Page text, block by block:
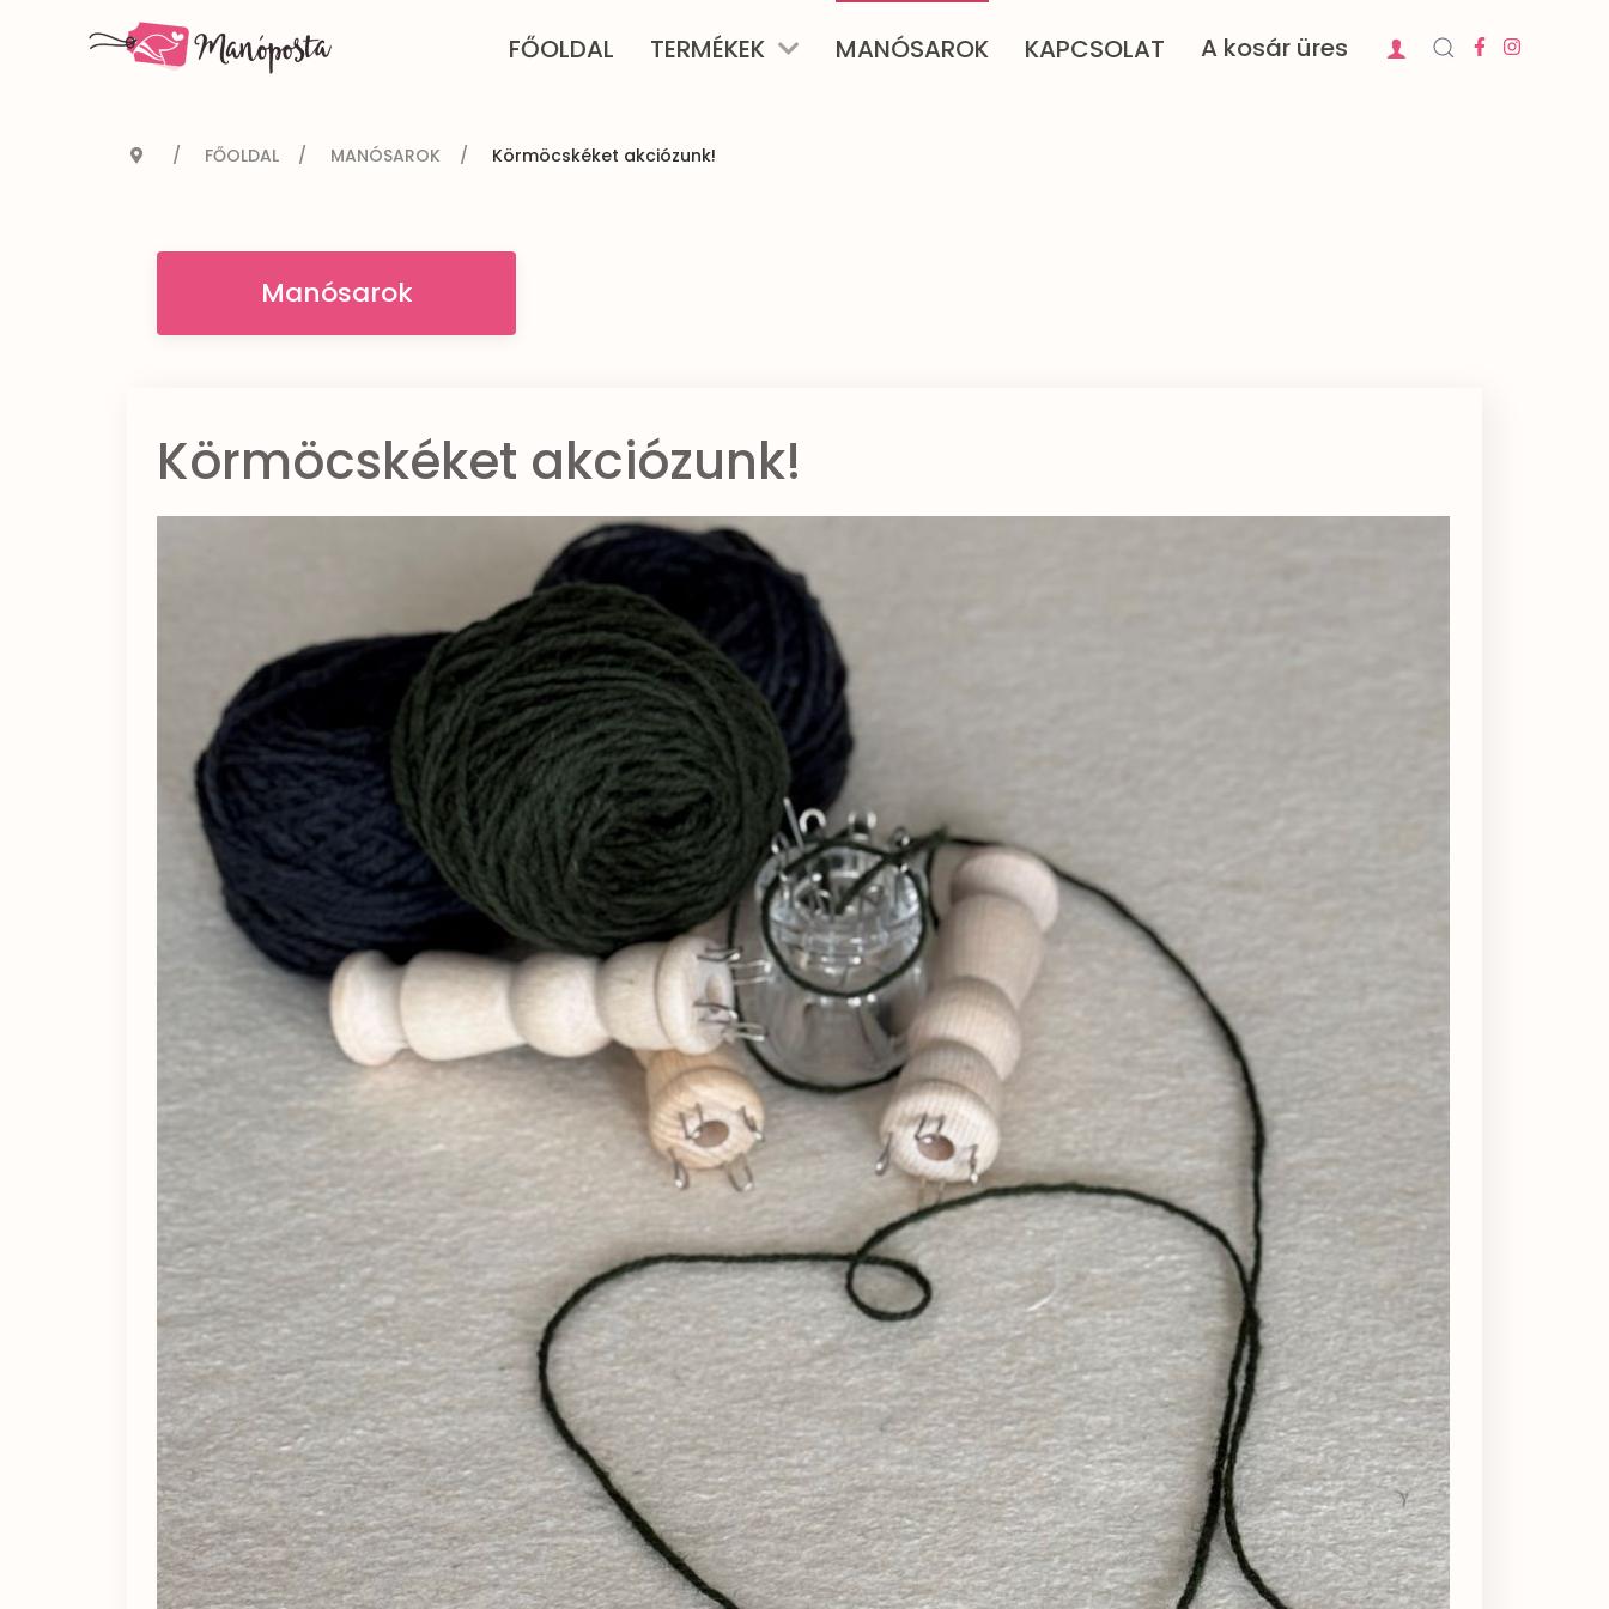
FŐOLDAL TERMÉKEK MANÓSAROK KAPCSOLAT A kosár üres
FŐOLDAL MANÓSAROK Körmöcskéket akciózunk!
Manósarok
Körmöcskéket akciózunk!